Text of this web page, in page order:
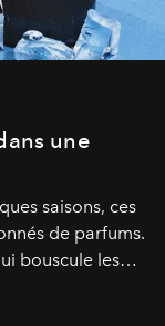
une
saisons, ces
de parfums.
bouscule les
proposant
: